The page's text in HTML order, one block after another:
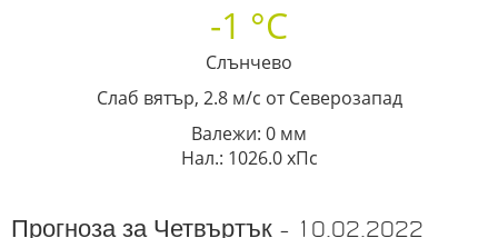
-1 °C
Слънчево
Слаб вятър, 2.8 м/с от Северозапад
Валежи: 0 мм
Нал.: 1026.0 хПс
Прогноза за Четвъртък - 10.02.2022